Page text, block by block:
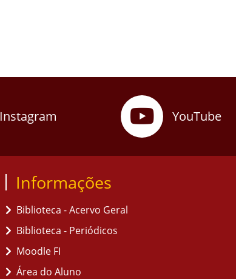
Instagram YouTube
Informações
Biblioteca - Acervo Geral
Biblioteca - Periódicos
Moodle FI
Área do Aluno